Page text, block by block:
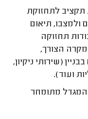
תקציב לתחזוקת
ולמצבו, תיאום
תחזוקה
הצורך,
(שירותי ניקיון,
ועוד).
המגדל מתומחר